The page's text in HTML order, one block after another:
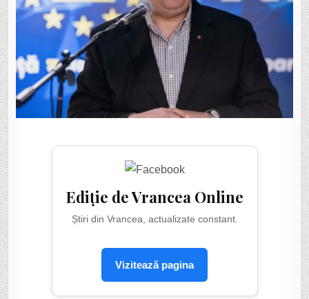
Ediție de Vrancea Online
Știri din Vrancea, actualizate constant.
Vizitează pagina